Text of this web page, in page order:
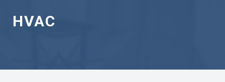
HVAC